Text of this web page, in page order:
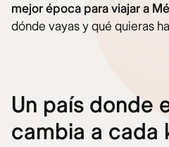
mejor época para viajar a
dónde vayas y qué quieras
Un país donde
cambia a cada